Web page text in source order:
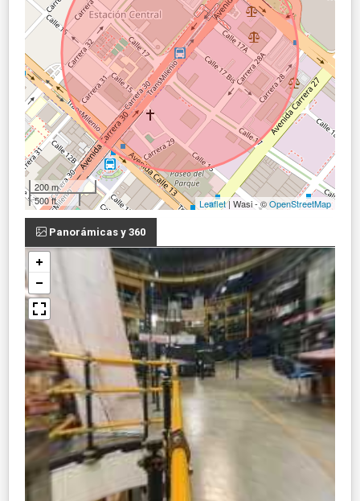
200 m
500 ft
Leaflet| Wasi - ©OpenStreetMap
Panorámicas y 360